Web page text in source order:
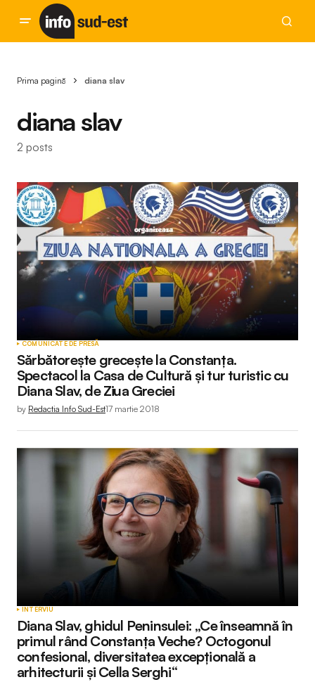
Prima pagină diana slav
diana slav
2 posts
COMUNICATE DE PRESĂ
Sărbătorește grecește la Constanța.
Spectacol la Casa de Cultură și tur turistic cu
Diana Slav, de Ziua Greciei
by Redactia Info Sud-Est17 martie 2018
INTERVIU
Diana Slav, ghidul Peninsulei: „Ce înseamnă în
primul rând Constanța Veche? Octogonul
confesional, diversitatea excepțională a
arhitecturii și Cella Serghi“